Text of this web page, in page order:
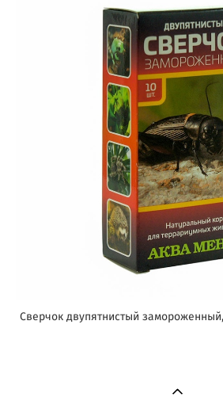
Сверчок двупятнистый